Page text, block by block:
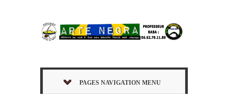
PAGES NAVIGATION MENU